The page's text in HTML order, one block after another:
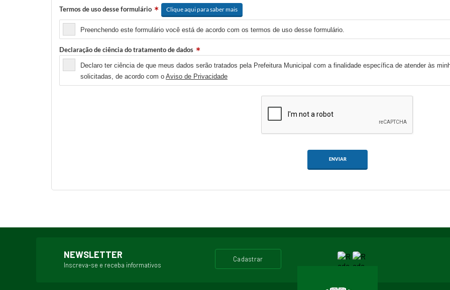
Termos de uso desse formulário
Clique aqui para saber mais
Preenchendo este formulário você está de acordo com os termos de uso desse formulário.
Declaração de ciência do tratamento de dados
Declaro ter ciência de que meus dados serão tratados pela Prefeitura Municipal com a finalidade específica de atender às
solicitadas, de acordo com o Aviso de Privacidade
ENVIAR
NEWSLETTER
Inscreva-se e receba informativos
cadastrar